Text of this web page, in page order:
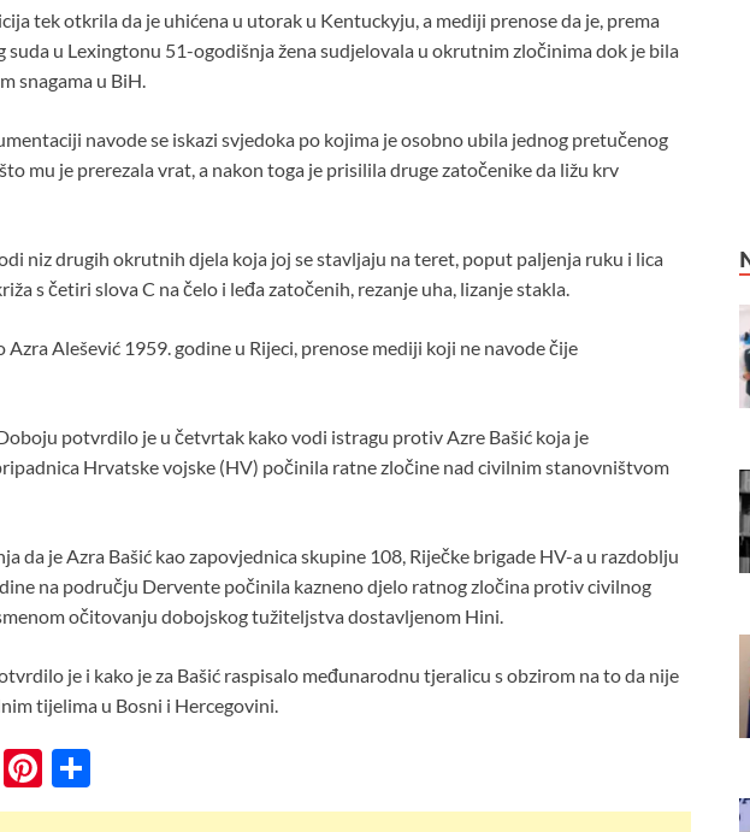
tek otkrila da je uhićena u utorak u Kentuckyju, a mediji prenose da je, prema
u Lexingtonu 51-ogodišnja žena sudjelovala u okrutnim zločinima dok je bila
snagama u BiH.
navode se iskazi svjedoka po kojima je osobno ubila jednog pretučenog
mu je prerezala vrat, a nakon toga je prisilila druge zatočenike da ližu krv
niz drugih okrutnih djela koja joj se stavljaju na teret, poput paljenja ruku i lica
s četiri slova C na čelo i leđa zatočenih, rezanje uha, lizanje stakla.
Azra Alešević 1959. godine u Rijeci, prenose mediji koji ne navode čije
potvrdilo je u četvrtak kako vodi istragu protiv Azre Bašić koja je
Hrvatske vojske (HV) počinila ratne zločine nad civilnim stanovništvom
da je Azra Bašić kao zapovjednica skupine 108, Riječke brigade HV-a u razdoblju
na području Dervente počinila kazneno djelo ratnog zločina protiv civilnog
očitovanju dobojskog tužiteljstva dostavljenom Hini.
je i kako je za Bašić raspisalo međunarodnu tjeralicu s obzirom na to da nije
tijelima u Bosni i Hercegovini.
Vi Pi
nt h